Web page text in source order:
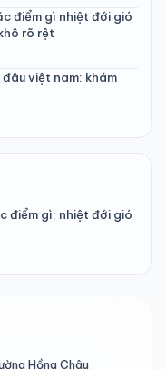
điểm gì nhiệt đới gió
rõ rệt
việt nam: khám
điểm gì: nhiệt đới gió
Hồng Châu